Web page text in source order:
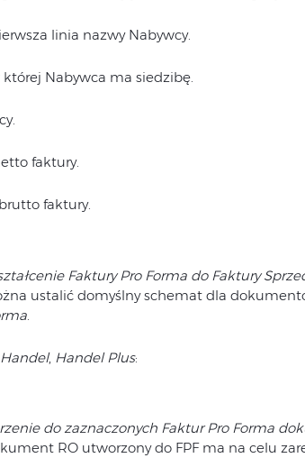
linia nazwy Nabywcy.
Nabywca ma siedzibę.
faktury.
faktury.
Faktury Pro Forma do Faktury
ustalić domyślny schemat dla
.
Handel, Handel Plus:
do zaznaczonych Faktur Pro Forma
RO utworzony do FPF ma na celu